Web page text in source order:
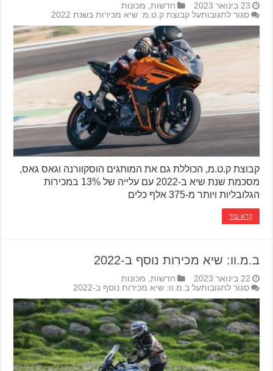
23 בינואר 2023 חדשות מכונות
סגור לתגובותעל קבוצת ק.ט.מ: שיא מכירות בשנת 2022
קבוצת ק.ט.מ, הכוללת גם את המותגים הוסקוורנה וגאס גאס,
מסכמת שנת שיא ב-2022 עם עלייה של 13% במכירות
הגלובליות ויותר מ-375 אלף כלים
קרא עוד
ב.מ.וו: שיא מכירות נוסף ב-2022
22 בינואר 2023 חדשות מכונות
סגור לתגובותעל ב.מ.וו: שיא מכירות נוסף ב-2022